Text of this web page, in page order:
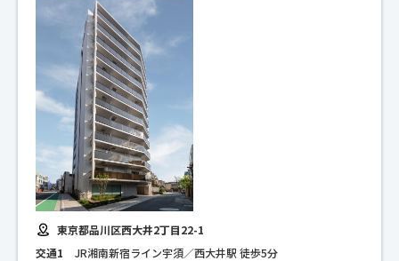
東京都品川区西大井2丁目22-1
交通1
JR湘南新宿ライン宇須／西大井駅 徒歩5分